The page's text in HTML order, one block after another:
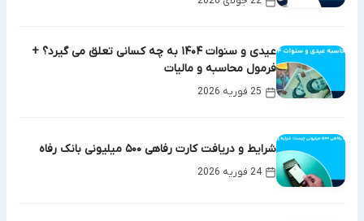
عیدی و سنوات ۱۴۰۴ به چه کسانی تعلق می گیرد؟ +
فرمول محاسبه و مالیات
25 فوریه 2026
شرایط و دریافت کارت رفاهی ۵۰۰ میلیونی بانک رفاه
24 فوریه 2026